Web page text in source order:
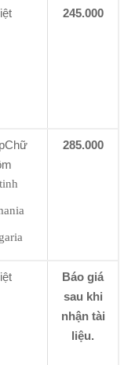
245.000
285.000
Báo giá
sau khi
nhận tài
liệu.